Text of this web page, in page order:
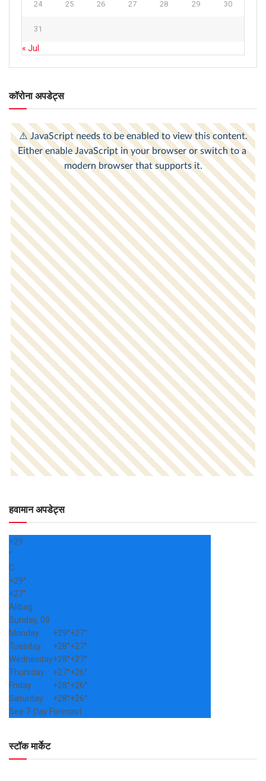
24 25 26 27 28 29 30
31
« Jul
कॉरोना अपडेट्स
हवामान अपडेट्स
+29
°
C
+29°
+27°
Alibag
Sunday, 09
Monday
+29°+27°
Tuesday
+28°+27°
Wednesday+28°+27°
Thursday
+27°+26°
Friday
+28°+26°
Saturday
+28°+26°
See 7-Day Forecast
स्टॉक मार्केट